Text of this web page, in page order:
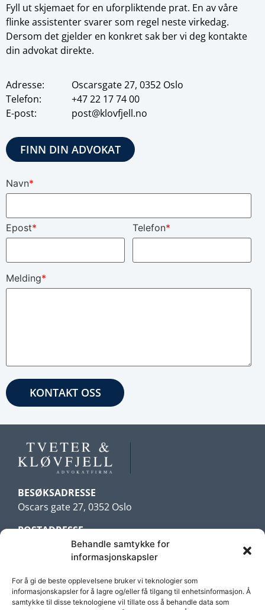
Behandle samtykke for
informasjonskapsler
For å gi de beste opplevelsene bruker vi teknologier som
informasjonskapsler for å lagre og/eller få tilgang til enhetsinformasjon. Å
samtykke til disse teknologiene vil tillate oss å behandle data som
Fyll ut skjemaet for en uforpliktende prat. En av våre
flinke assistenter svarer som regel neste virkedag.
Dersom det gjelder en konkret sak ber vi deg kontakte
din advokat direkte.
Adresse:
Telefon:
E-post:
Oscarsgate 27, 0352 Oslo
+4722 17 74 00
post@klovfjell.no
FINN DIN ADVOKAT
Navn*
Epost* Telefon*
Melding*
BESØKSADRESSE
Oscars gate 27, 0352 Oslo
POSTADRESSE
Postboks 216 Bogstadveien
TELEFON
22 17 74 00